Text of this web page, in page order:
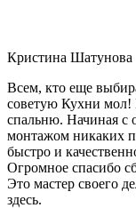
Кристина Шатунова
Всем, кто еще
советую Кухни мол!
спальню. Начиная с
монтажом никаких
быстро и
Огромное спасибо
Это мастер своего
здесь.